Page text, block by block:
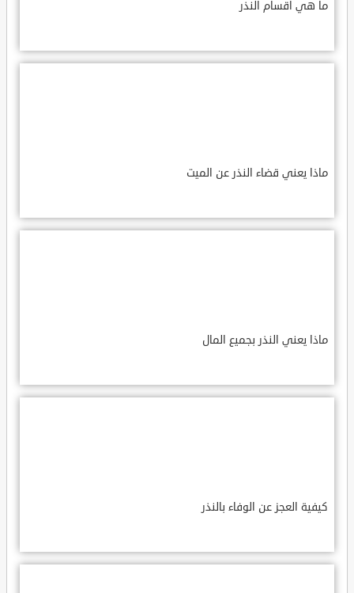
ما هي أقسام النذر
ماذا يعني قضاء النذر عن الميت
ماذا يعني النذر بجميع المال
كيفية العجز عن الوفاء بالنذر